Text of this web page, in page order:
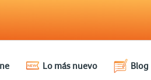
Lo más nuevo Blog